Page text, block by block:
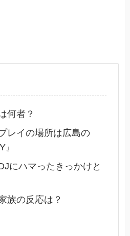
何者？
レイの場所は広島の
にハマったきっかけと
族の反応は？